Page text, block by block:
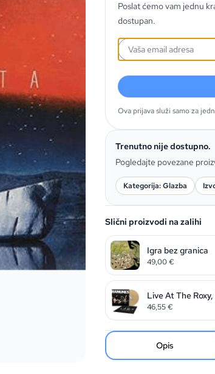
Poslat ćemo vam jednu
dostupan.
Ova prijava služi samo za
Trenutno nije dostupno.
Pogledajte povezane
Kategorija: Glazba
Slični proizvodi na zalihi
Igra bez granica
49,00€
Live At The
46,55€
Opis